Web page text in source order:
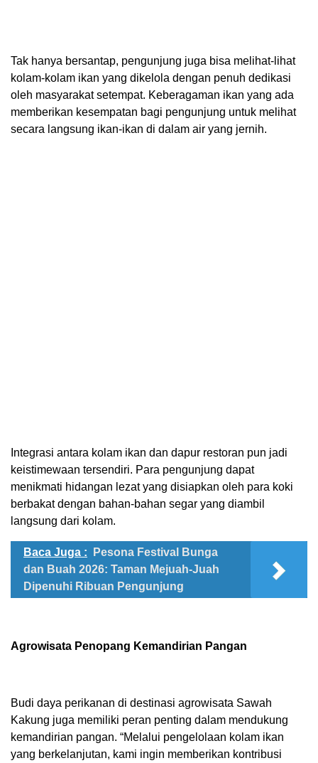
Tak hanya bersantap, pengunjung juga bisa melihat-lihat
kolam-kolam ikan yang dikelola dengan penuh dedikasi
oleh masyarakat setempat. Keberagaman ikan yang ada
memberikan kesempatan bagi pengunjung untuk melihat
secara langsung ikan-ikan di dalam air yang jernih.
Integrasi antara kolam ikan dan dapur restoran pun jadi
keistimewaan tersendiri. Para pengunjung dapat
menikmati hidangan lezat yang disiapkan oleh para koki
berbakat dengan bahan-bahan segar yang diambil
langsung dari kolam.
Baca Juga :
Pesona Festival Bunga
dan Buah 2026: Taman Mejuah-Juah
Dipenuhi Ribuan Pengunjung
Agrowisata Penopang Kemandirian Pangan
Budi daya perikanan di destinasi agrowisata Sawah
Kakung juga memiliki peran penting dalam mendukung
kemandirian pangan. “Melalui pengelolaan kolam ikan
yang berkelanjutan, kami ingin memberikan kontribusi